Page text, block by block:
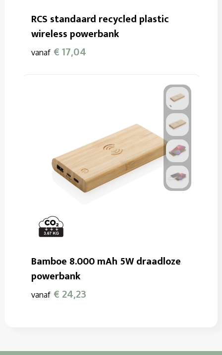
RCS standaard recycled plastic
wireless powerbank
vanaf € 17,04
Bamboe 8.000 mAh 5W draadloze
powerbank
vanaf € 24,23